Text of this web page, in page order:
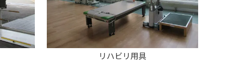
リハビリ用具